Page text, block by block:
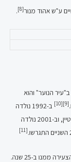
[8]
.
ב"עיר הנוער" והוא
[9]
[10]
ב-1992 נולדה
בתם הבכורה הזמרת, השחקנית והמדבבת משי קלינשטיין, וב-2001 נולדה
[11]
בספטמבר 2012 נישא קלינשטיין בשנית לאלכס אילן, הצעירה ממנו ב-25 שנה.